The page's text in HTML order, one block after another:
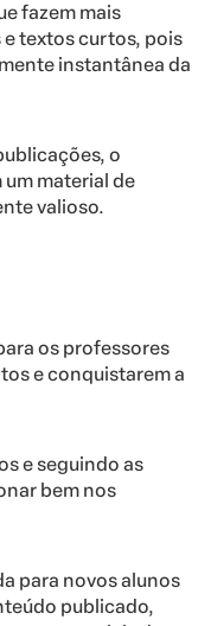
fazem mais
e textos curtos, pois
instantânea da
o
material de
valioso.
os professores
e conquistarem a
e seguindo as
bem nos
para novos alunos
publicado,